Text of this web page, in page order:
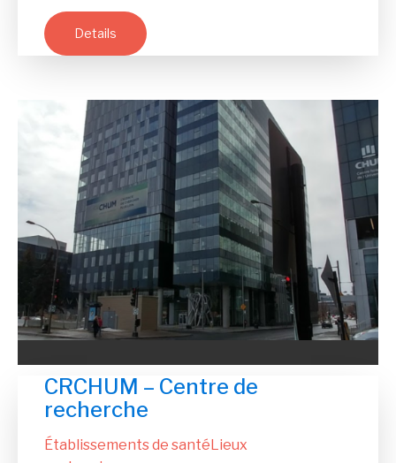
Details
CRCHUM – Centre de
recherche
Établissements de santé Lieux